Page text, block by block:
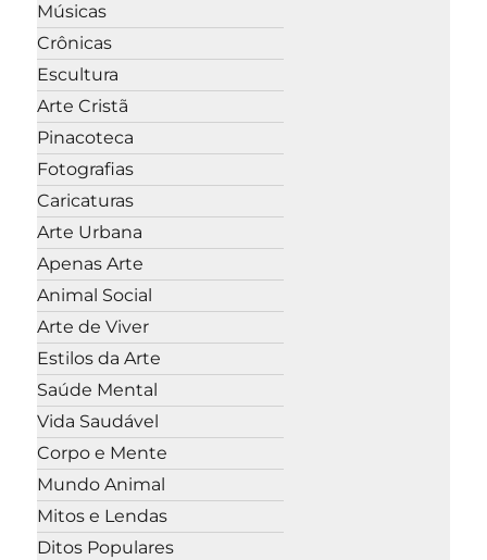
Músicas
Crônicas
Escultura
Arte Cristã
Pinacoteca
Fotografias
Caricaturas
Arte Urbana
Apenas Arte
Animal Social
Arte de Viver
Estilos da Arte
Saúde Mental
Vida Saudável
Corpo e Mente
Mundo Animal
Mitos e Lendas
Ditos Populares